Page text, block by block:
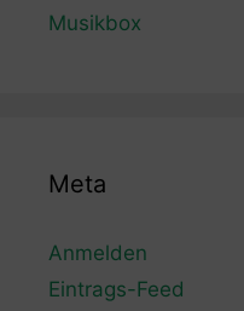
Musikbox
Meta
Anmelden
Eintrags-Feed